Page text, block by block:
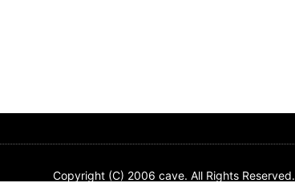
Copyright (C) 2006 cave. All Rights Reserved.